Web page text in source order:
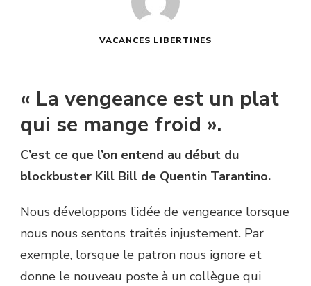
VACANCES LIBERTINES
« La vengeance est un plat
qui se mange froid ».
C’est ce que l’on entend au début du
blockbuster Kill Bill de Quentin Tarantino.
Nous développons l’idée de vengeance lorsque
nous nous sentons traités injustement. Par
exemple, lorsque le patron nous ignore et
donne le nouveau poste à un collègue qui